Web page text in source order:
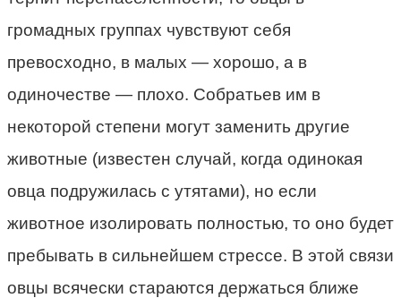
громадных группах чувствуют себя
превосходно, в малых — хорошо, а в
одиночестве — плохо. Собратьев им в
некоторой степени могут заменить другие
животные (известен случай, когда одинокая
овца подружилась с утятами), но если
животное изолировать полностью, то оно будет
пребывать в сильнейшем стрессе. В этой связи
овцы всячески стараются держаться ближе